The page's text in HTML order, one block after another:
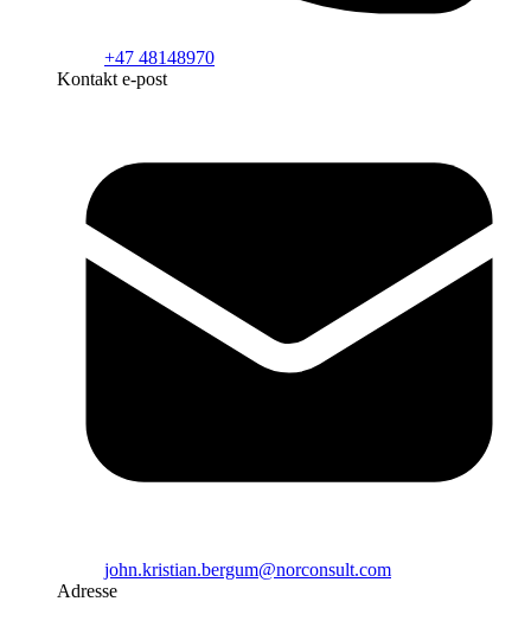
+47 48148970
Kontakt e-post
john.kristian.bergum@norconsult.com
Adresse